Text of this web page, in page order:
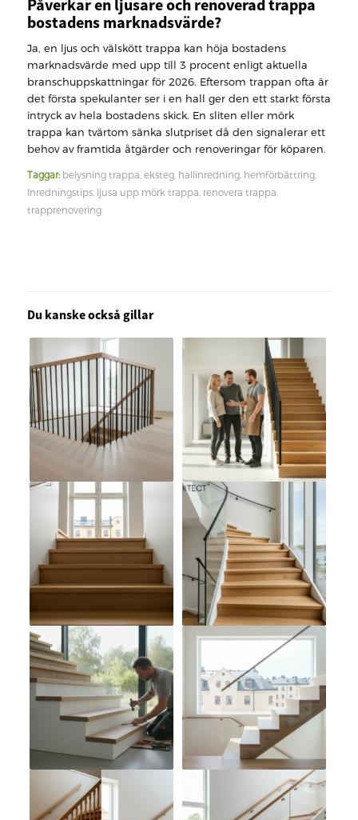
Påverkar en ljusare och renoverad trappa
bostadens marknadsvärde?
Ja, en ljus och välskött trappa kan höja bostadens
marknadsvärde med upp till 3 procent enligt aktuella
branschuppskattningar för 2026. Eftersom trappan ofta är
det första spekulanter ser i en hall ger den ett starkt första
intryck av hela bostadens skick. En sliten eller mörk
trappa kan tvärtom sänka slutpriset då den signalerar ett
behov av framtida åtgärder och renoveringar för köparen.
Taggar: belysning trappa, eksteg, hallinredning, hemförbättring,
Inredningstips, ljusa upp mörk trappa, renovera trappa,
trapprenovering
Du kanske också gillar